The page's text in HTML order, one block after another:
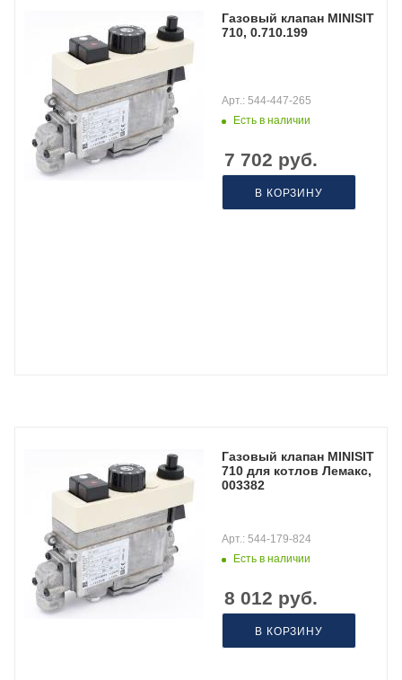
Газовый клапан MINISIT
710, 0.710.199
Есть в наличии
Арт.: 544-447-265
7 702 руб.
В КОРЗИНУ
Газовый клапан MINISIT
710 для котлов Лемакс,
003382
Есть в наличии
Арт.: 544-179-824
8 012 руб.
В КОРЗИНУ